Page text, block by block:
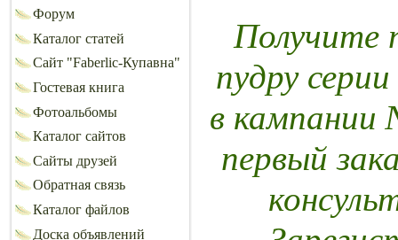
Форум
Каталог статей
Сайт "Faberlic-Купавна"
Гостевая книга
Фотоальбомы
Каталог сайтов
Сайты друзей
Обратная связь
Каталог файлов
Доска объявлений
пудру
в кампании
первый